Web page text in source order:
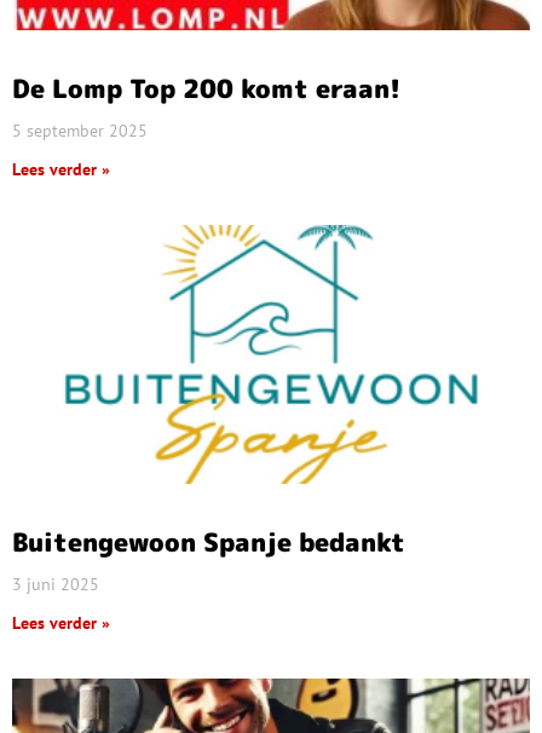
De Lomp Top 200 komt eraan!
5 september 2025
Lees verder »
Buitengewoon Spanje bedankt
3 juni 2025
Lees verder »